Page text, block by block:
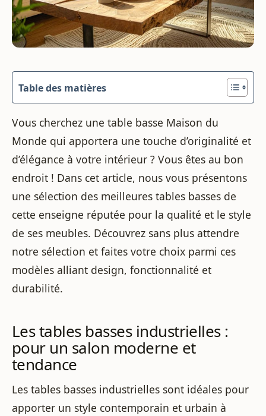
Table des matières
Vous cherchez une table basse Maison du
Monde qui apportera une touche d’originalité et
d’élégance à votre intérieur ? Vous êtes au bon
endroit ! Dans cet article, nous vous présentons
une sélection des meilleures tables basses de
cette enseigne réputée pour la qualité et le style
de ses meubles. Découvrez sans plus attendre
notre sélection et faites votre choix parmi ces
modèles alliant design, fonctionnalité et
durabilité.
Les tables basses industrielles :
pour un salon moderne et
tendance
Les tables basses industrielles sont idéales pour
apporter un style contemporain et urbain à